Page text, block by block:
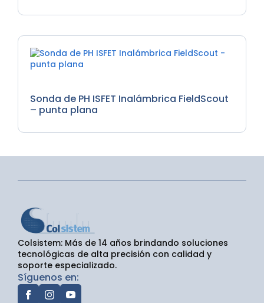
Sonda de PH ISFET Inalámbrica FieldScout
– punta plana
Colsistem: Más de 14 años brindando soluciones
tecnológicas de alta precisión con calidad y
soporte especializado.
Síguenos en: